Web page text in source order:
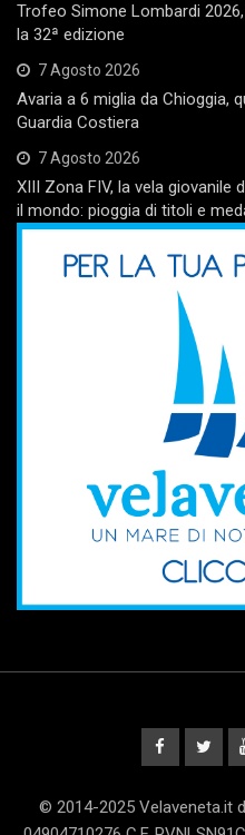
Trofeo Simone Lombardi
la 32ª edizione
7 Agosto 2026
Avaria a 6 miglia da Chioggia,
Guardia Costiera
7 Agosto 2026
XIII Zona FIV, la vela giovanile
il mondo: pioggia di titoli e
© 2014-2025 Velaveneta.it